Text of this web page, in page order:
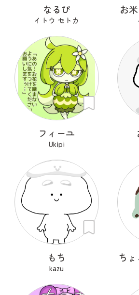
なるぴ
イトウ セトカ
お
フィーユ
Ukipi
もち
kazu
ち